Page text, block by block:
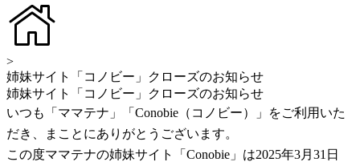
>
姉妹サイト「コノビー」クローズのお知らせ
姉妹サイト「コノビー」クローズのお知らせ
いつも「ママテナ」「Conobie（コノビー）」をご利用いた
だき、まことにありがとうございます。
この度ママテナの姉妹サイト「Conobie」は2025年3月31日